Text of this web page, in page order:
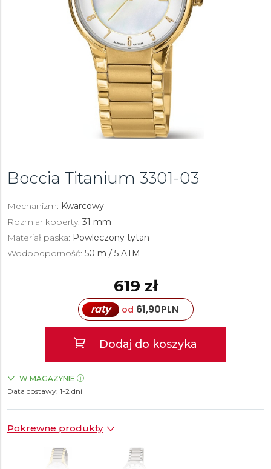
Boccia Titanium 3301-03
Mechanizm: Kwarcowy
Rozmiar koperty: 31 mm
Materiał paska: Powleczony tytan
Wodoodporność: 50 m / 5 ATM
619 zł
raty od 61,90PLN
Dodaj do koszyka
W MAGAZYNIE
ZEGARKI.PL Posnania Poznań
Data dostawy: 1-2 dni
Pokrewne produkty